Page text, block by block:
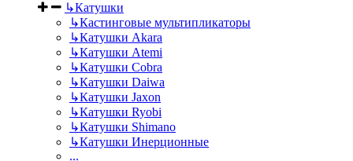
↳Катушки
↳Кастинговые мультипликаторы
↳Катушки Akara
↳Катушки Atemi
↳Катушки Cobra
↳Катушки Daiwa
↳Катушки Jaxon
↳Катушки Ryobi
↳Катушки Shimano
↳Катушки Инерционные
...